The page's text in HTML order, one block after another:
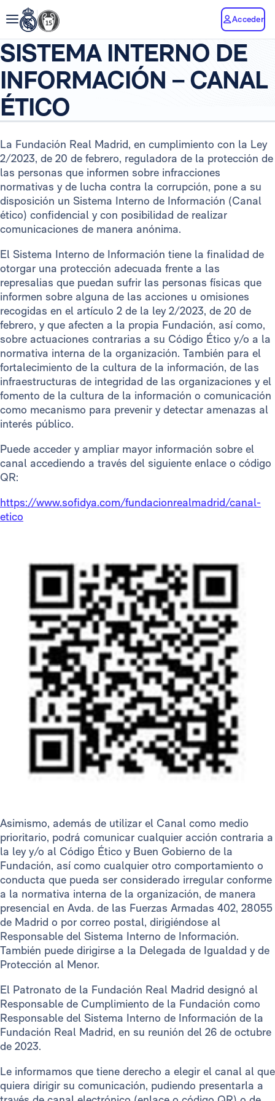
Acceder
SISTEMA INTERNO DE
INFORMACIÓN – CANAL
ÉTICO
La Fundación Real Madrid, en cumplimiento con la Ley
2/2023, de 20 de febrero, reguladora de la protección de
las personas que informen sobre infracciones
normativas y de lucha contra la corrupción, pone a su
disposición un Sistema Interno de Información (Canal
ético) confidencial y con posibilidad de realizar
comunicaciones de manera anónima.
El Sistema Interno de Información tiene la finalidad de
otorgar una protección adecuada frente a las
represalias que puedan sufrir las personas físicas que
informen sobre alguna de las acciones u omisiones
recogidas en el artículo 2 de la ley 2/2023, de 20 de
febrero, y que afecten a la propia Fundación, así como,
sobre actuaciones contrarias a su Código Ético y/o a la
normativa interna de la organización. También para el
fortalecimiento de la cultura de la información, de las
infraestructuras de integridad de las organizaciones y el
fomento de la cultura de la información o comunicación
como mecanismo para prevenir y detectar amenazas al
interés público.
Puede acceder y ampliar mayor información sobre el
canal accediendo a través del siguiente enlace o código
QR:
https://www.sofidya.com/fundacionrealmadrid/canal-
etico
Asimismo, además de utilizar el Canal como medio
prioritario, podrá comunicar cualquier acción contraria a
la ley y/o al Código Ético y Buen Gobierno de la
Fundación, así como cualquier otro comportamiento o
conducta que pueda ser considerado irregular conforme
a la normativa interna de la organización, de manera
presencial en Avda. de las Fuerzas Armadas 402, 28055
de Madrid o por correo postal, dirigiéndose al
Responsable del Sistema Interno de Información.
También puede dirigirse a la Delegada de Igualdad y de
Protección al Menor.
El Patronato de la Fundación Real Madrid designó al
Responsable de Cumplimiento de la Fundación como
Responsable del Sistema Interno de Información de la
Fundación Real Madrid, en su reunión del 26 de octubre
de 2023.
Le informamos que tiene derecho a elegir el canal al que
quiera dirigir su comunicación, pudiendo presentarla a